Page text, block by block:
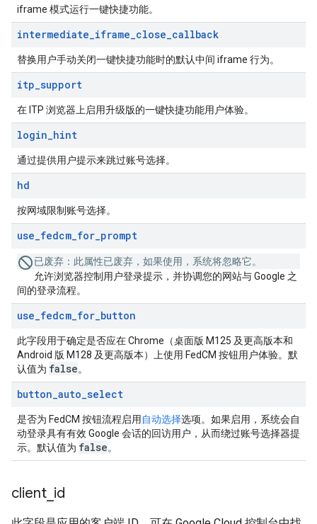
iframe 模式运行一键快捷功能。
intermediate_iframe_close_callback
替换用户手动关闭一键快捷功能时的默认中间 iframe 行为。
itp_support
在 ITP 浏览器上启用升级版的一键快捷功能用户体验。
login_hint
通过提供用户提示来跳过账号选择。
hd
按网域限制账号选择。
use_fedcm_for_prompt
已废弃 ：此属性已废弃，如果使用，系统将忽略它。
允许浏览器控制用户登录提示，并协调您的网站与 Google 之
间的登录流程。
use_fedcm_for_button
此字段用于确定是否应在 Chrome（桌面版 M125 及更高版本和
Android 版 M128 及更高版本）上使用 FedCM 按钮用户体验。默
认值为 false。
button_auto_select
是否为 FedCM 按钮流程启用 自动选择选项。如果启用，系统会自
动登录具有有效 Google 会话的回访用户，从而绕过账号选择器提
示。默认值为 false。
client id